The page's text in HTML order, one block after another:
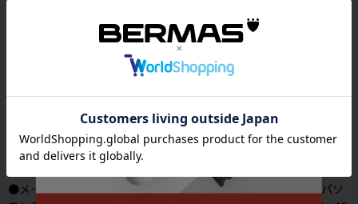
●メインルームの背面側にはモバイル機器タブレットやノートパソ